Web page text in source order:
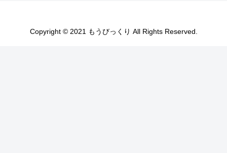
Copyright © 2021 もうびっくり All Rights Reserved.